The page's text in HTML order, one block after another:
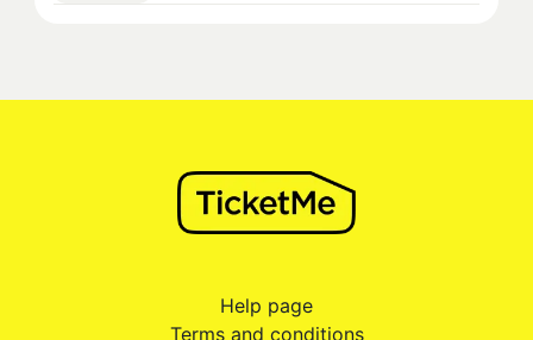
Help page
Terms and conditions